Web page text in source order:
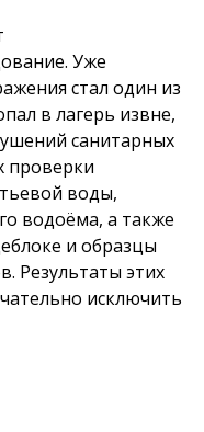
Уже
стал один из
в лагерь извне,
санитарных
проверки
воды,
водоёма, а также
и образцы
Результаты этих
исключить